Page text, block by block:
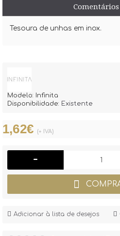
Comentários
Tesoura de unhas em inox.
Modelo: Infinita
Disponibilidade: Existente
1,62€ (+ IVA)
-
Adicionar à lista de desejos